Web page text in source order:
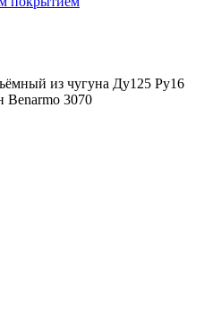
из чугуна Ду125 Ру16
Benarmo 3070